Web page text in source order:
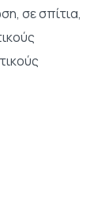
σε σπίτια,